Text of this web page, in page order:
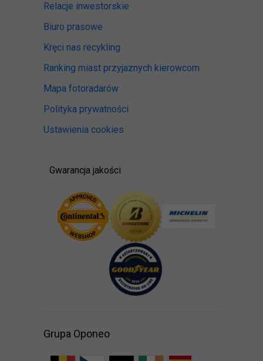
Relacje inwestorskie
Biuro prasowe
Kręci nas recykling
Ranking miast przyjaznych kierowcom
Mapa fotoradarów
Polityka prywatności
Ustawienia cookies
Gwarancja jakości
Grupa Oponeo